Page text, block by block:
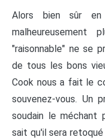
Alors bien sûr en
malheureusement
"raisonnable" ne se
de tous les bons
Cook nous a fait le
souvenez-vous. Un
soudain le méchant
sait qu'il sera